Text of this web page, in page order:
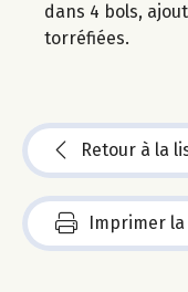
dans 4 bols,
torréfiées.
Retour à la
Imprimer